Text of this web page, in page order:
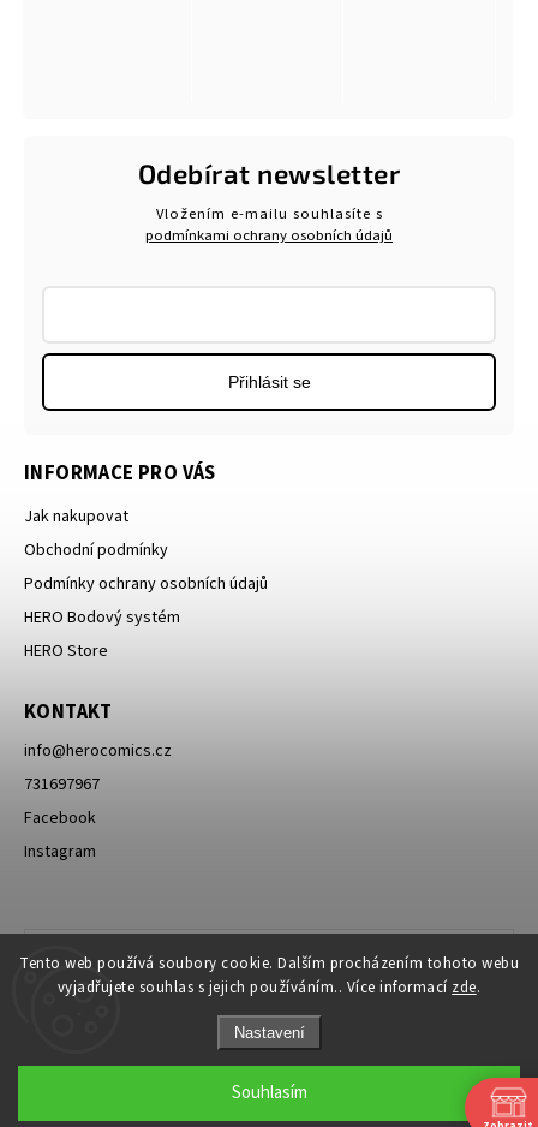
Tento web používá soubory cookie. Dalším procházením tohoto webu
vyjadřujete souhlas s jejich používáním.. Více informací zde.
Nastavení
Souhlasím
INFORMACE PRO VÁS
Jak nakupovat
Obchodní podmínky
Podmínky ochrany osobních údajů
HERO Bodový systém
HERO Store
KONTAKT
info@herocomics.cz
731697967
Facebook
Instagram
Odebírat newsletter
Vložením e-mailu souhlasíte s
podmínkami ochrany osobních údajů
Přihlásit se